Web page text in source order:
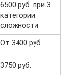
6500 руб. при 3
категории
сложности
От 3400 руб.
3750 руб.